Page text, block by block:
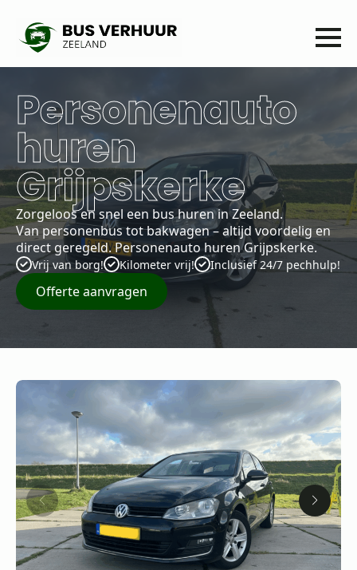
Personenauto
huren
Grijpskerke
Zorgeloos en snel een bus huren in Zeeland.
Van personenbus tot bakwagen – altijd voordelig en
direct geregeld. Personenauto huren Grijpskerke.
Vrij van borg! Kilometer vrij! Inclusief 24/7 pechhulp!
Offerte aanvragen